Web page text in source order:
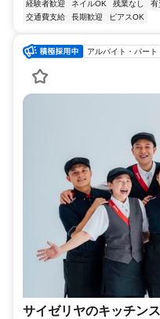
経験者歓迎
ネイルOK 残業なし 有
交通費支給
長期歓迎 ピアスOK
アルバイト・パート
サイゼリヤのキッチン